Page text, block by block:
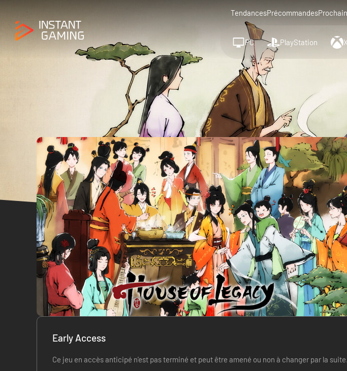
TendancesPrécommandes
PC PlayStation
Early Access
Ce jeu en accès anticipé n'est pas terminé et peut être amené ou non à changer par la suite.